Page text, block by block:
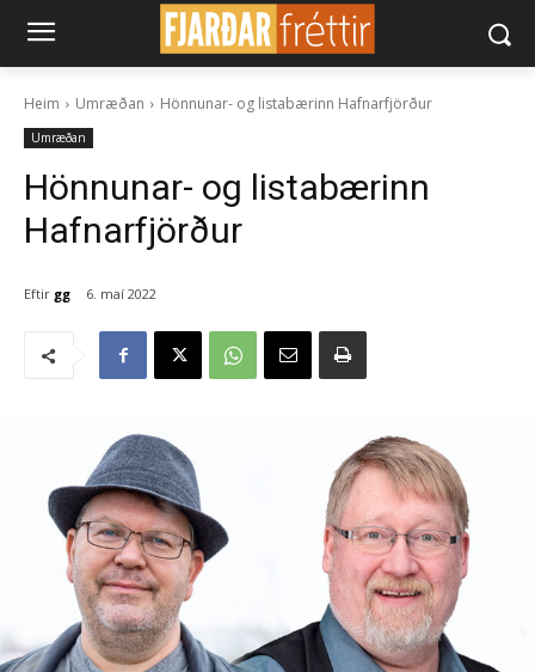
Heim Umræðan Hönnunar- og lista­bær­inn Hafnarfjörður
Umræðan
Hönnunar- og lista­bær­inn
Hafnarfjörður
Eftir gg 6. maí 2022